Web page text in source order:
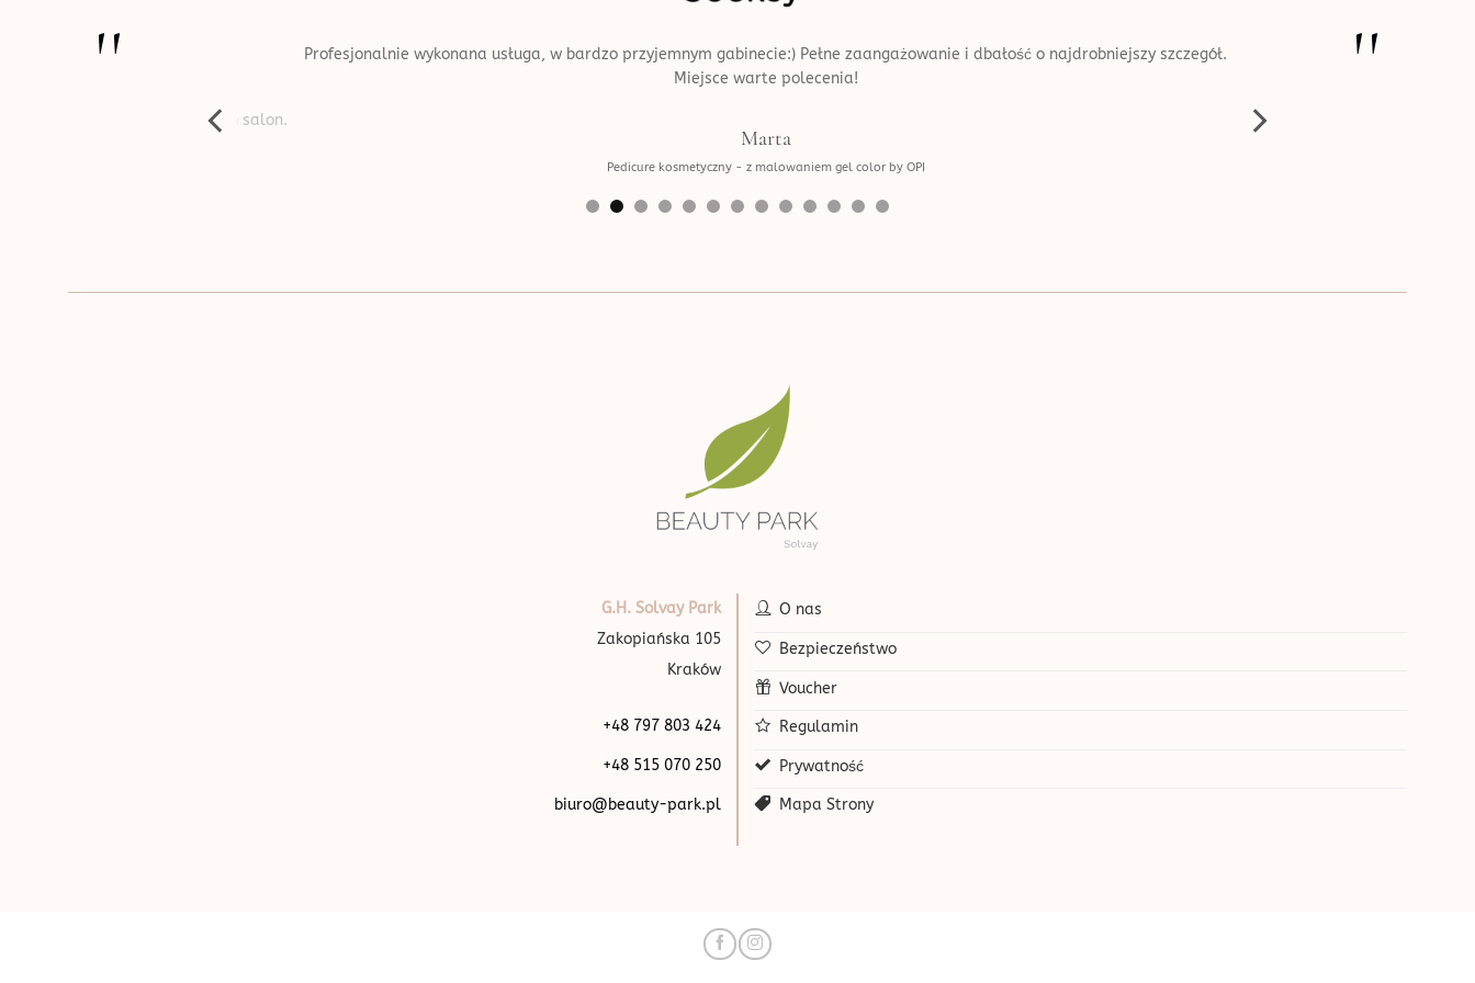
''
i życzliwe - uwielbiam ten salon.
Profesjonalnie wykonana usługa, w bardzo przyjemnym gabinecie:) Pełne zaangażowanie i dbałość o najdrobniejszy szczegół.
Miejsce warte polecenia!
Marta
Pedicure kosmetyczny - z malowaniem gel color by OPI
Zabiegi fantastyczne,''
G.H. Solvay Park
Zakopiańska 105
Kraków
+48 797 803 424
+48 515 070 250
biuro@beauty-park.pl
O nas
Bezpieczeństwo
Voucher
Regulamin
Prywatność
Mapa Strony